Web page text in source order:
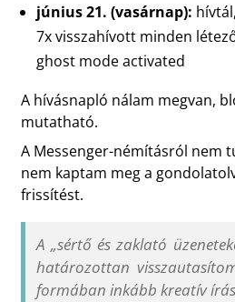
június 21. (vasárnap):
7x visszahívott minden
ghost mode activated
A hívásnapló nálam megvan,
mutatható.
A Messenger-némításról nem
nem kaptam meg a
frissítést.
A „sértő és zaklató
határozottan
formában inkább kreatív